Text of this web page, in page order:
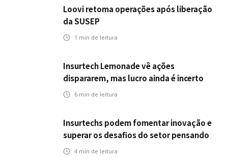
Loovi retoma operações após liberação
da SUSEP
1 min de leitura
Insurtech Lemonade vê ações
dispararem, mas lucro ainda é incerto
6 min de leitura
Insurtechs podem fomentar inovação e
superar os desafios do setor pensando
fora da caixa em 2025
4 min de leitura